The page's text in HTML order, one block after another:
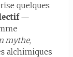
quelques
—
mythe,
alchimiques